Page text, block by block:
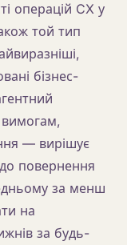
операцій CX у
той тип
бізнес-
— вирішує
повернення
за менш
на
за будь-